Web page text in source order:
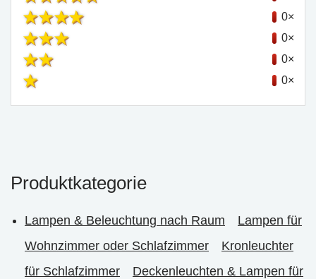
0×
0×
0×
0×
Produktkategorie
Lampen & Beleuchtung nach Raum
Lampen für
Wohnzimmer oder Schlafzimmer
Kronleuchter
für Schlafzimmer
Deckenleuchten & Lampen für